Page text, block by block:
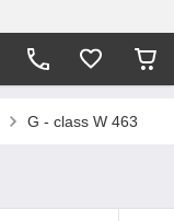
G - class W 463